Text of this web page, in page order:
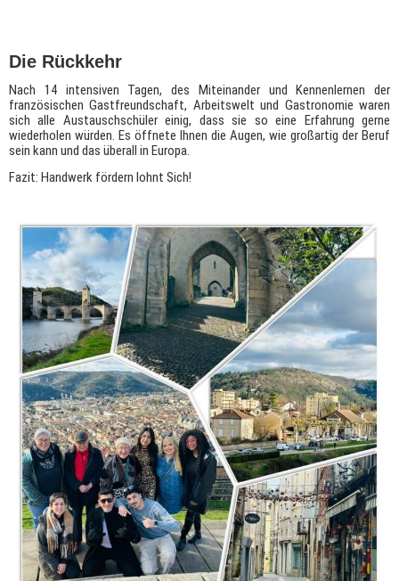
Die Rückkehr
Nach 14 intensiven Tagen, des Miteinander und Kennenlernen der
französischen Gastfreundschaft, Arbeitswelt und Gastronomie waren
sich alle Austauschschüler einig, dass sie so eine Erfahrung gerne
wiederholen würden. Es öffnete Ihnen die Augen, wie großartig der Beruf
sein kann und das überall in Europa.
Fazit: Handwerk fördern lohnt Sich!